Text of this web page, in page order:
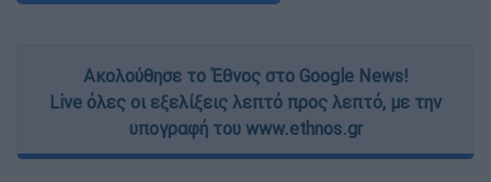
Ακολούθησε το Έθνος στο Google News!
Live όλες οι εξελίξεις λεπτό προς λεπτό, με την
υπογραφή του www.ethnos.gr